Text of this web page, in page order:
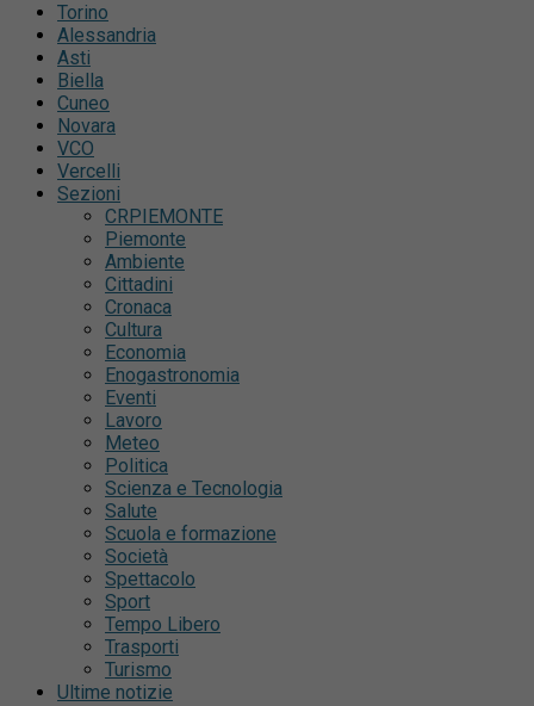
Torino
Alessandria
Asti
Biella
Cuneo
Novara
VCO
Vercelli
Sezioni
CRPIEMONTE
Piemonte
Ambiente
Cittadini
Cronaca
Cultura
Economia
Enogastronomia
Eventi
Lavoro
Meteo
Politica
Scienza e Tecnologia
Salute
Scuola e formazione
Società
Spettacolo
Sport
Tempo Libero
Trasporti
Turismo
Ultime notizie